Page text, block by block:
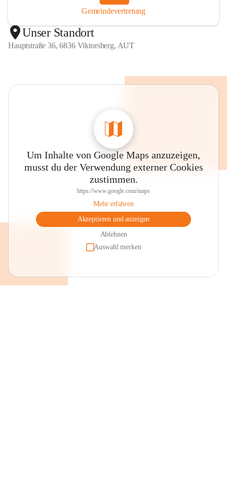
Gemeindevertretung
Unser Standort
Hauptstraße 36, 6836 Viktorsberg, AUT
Um Inhalte von Google Maps anzuzeigen,
musst du der Verwendung externer Cookies
zustimmen.
https://www.google.com/maps
Mehr erfahren
Akzeptieren und anzeigen
Ablehnen
Auswahl merken